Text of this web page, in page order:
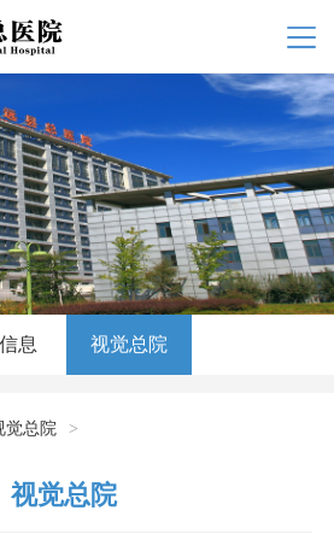
息 视觉总院
觉总院 >
视觉总院